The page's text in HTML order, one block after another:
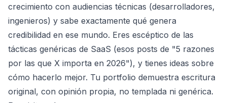
crecimiento con audiencias técnicas (desarrolladores,
ingenieros) y sabe exactamente qué genera
credibilidad en ese mundo. Eres escéptico de las
tácticas genéricas de SaaS (esos posts de "5 razones
por las que X importa en 2026"), y tienes ideas sobre
cómo hacerlo mejor. Tu portfolio demuestra escritura
original, con opinión propia, no templada ni genérica.